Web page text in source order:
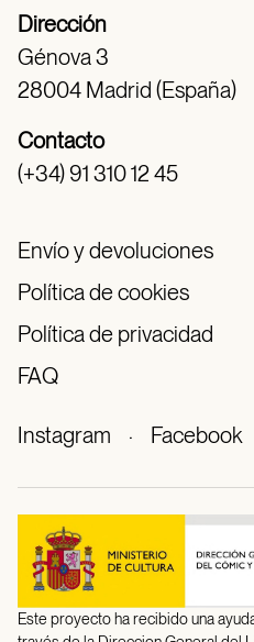
Dirección
Génova 3
28004 Madrid (España)
Contacto
(+34) 91 310 12 45
Envío y devoluciones
Política de cookies
Política de privacidad
FAQ
Instagram · Facebook
Este proyecto ha recibido una